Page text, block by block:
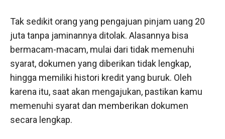
Tak sedikit orang yang pengajuan pinjam uang 20
juta tanpa jaminannya ditolak. Alasannya bisa
bermacam-macam, mulai dari tidak memenuhi
syarat, dokumen yang diberikan tidak lengkap,
hingga memiliki histori kredit yang buruk. Oleh
karena itu, saat akan mengajukan, pastikan kamu
memenuhi syarat dan memberikan dokumen
secara lengkap.